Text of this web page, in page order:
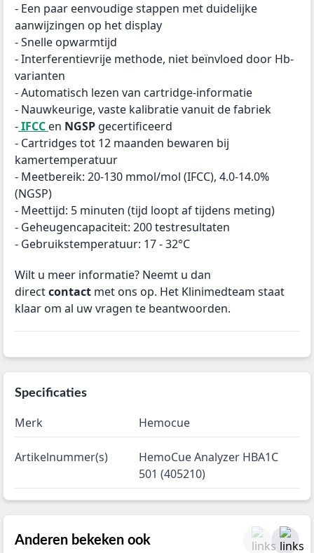
- Een paar eenvoudige stappen met duidelijke
aanwijzingen op het display
- Snelle opwarmtijd
- Interferentievrije methode, niet beïnvloed door Hb-
varianten
- Automatisch lezen van cartridge-informatie
- Nauwkeurige, vaste kalibratie vanuit de fabriek
-IFCC en NGSP gecertificeerd
- Cartridges tot 12 maanden bewaren bij
kamertemperatuur
- Meetbereik: 20-130 mmol/mol (IFCC), 4.0-14.0%
(NGSP)
- Meettijd: 5 minuten (tijd loopt af tijdens meting)
- Geheugencapaciteit: 200 testresultaten
- Gebruikstemperatuur: 17 - 32°C
Wilt u meer informatie? Neemt u dan
directcontact met ons op. Het Klinimedteam staat
klaar om al uw vragen te beantwoorden.
Specificaties
Merk Hemocue
Artikelnummer(s)
HemoCue Analyzer HBA1C
501 (405210)
Anderen bekeken ook